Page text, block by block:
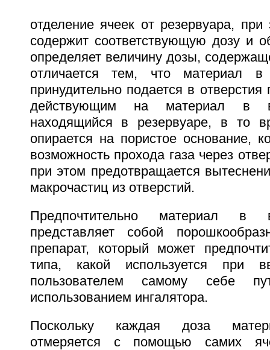
отделение ячеек от резервуара,
содержит соответствующую дозу и
определяет величину дозы,
отличается тем, что материал в
принудительно подается в
действующим на материал в
находящийся в резервуаре, в то
опирается на пористое основание,
возможность прохода газа через
при этом предотвращается
макрочастиц из отверстий.
Предпочтительно материал в
представляет собой
препарат, который может
типа, какой используется при
пользователем самому себе
использованием ингалятора.
Поскольку каждая доза
отмеряется с помощью самих